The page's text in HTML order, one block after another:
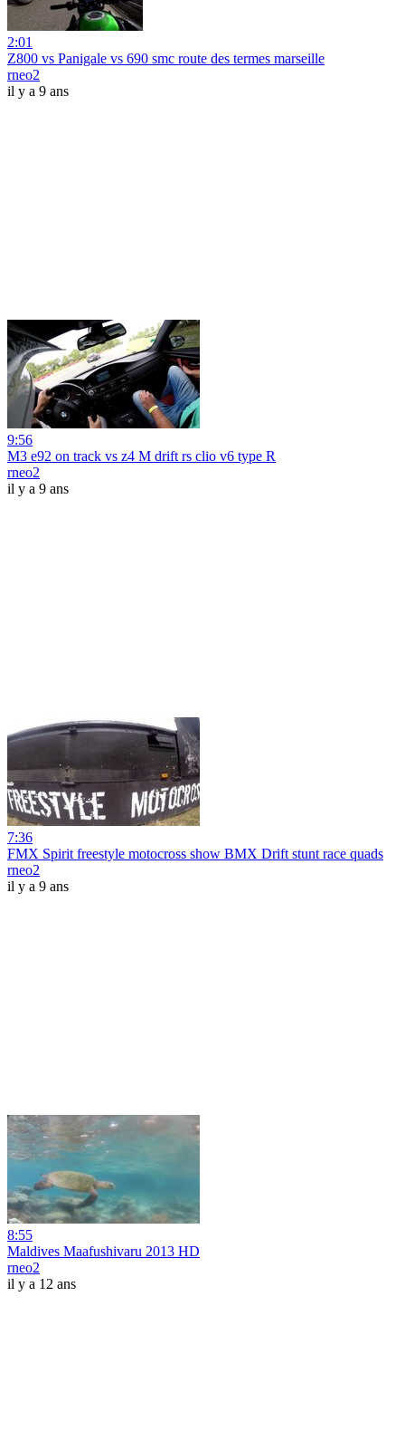
2:01
Z800 vs Panigale vs 690 smc route des termes marseille
rneo2
il y a 9 ans
9:56
M3 e92 on track vs z4 M drift rs clio v6 type R
rneo2
il y a 9 ans
7:36
FMX Spirit freestyle motocross show BMX Drift stunt race quads
rneo2
il y a 9 ans
8:55
Maldives Maafushivaru 2013 HD
rneo2
il y a 12 ans